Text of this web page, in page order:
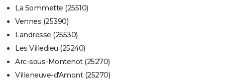
La Sommette (25510)
Vennes (25390)
Landresse (25530)
Les Villedieu (25240)
Arc-sous-Montenot (25270)
Villeneuve-d'Amont (25270)